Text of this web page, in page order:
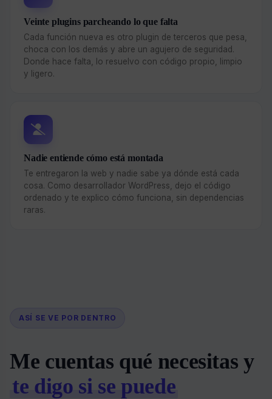
Veinte plugins parcheando lo que falta
Cada función nueva es otro plugin de terceros que pesa,
choca con los demás y abre un agujero de seguridad.
Donde hace falta, lo resuelvo con código propio, limpio
y ligero.
Nadie entiende cómo está montada
Te entregaron la web y nadie sabe ya dónde está cada
cosa. Como desarrollador WordPress, dejo el código
ordenado y te explico cómo funciona, sin dependencias
raras.
ASÍ SE VE POR DENTRO
Me cuentas qué necesitas y
te digo si se puede